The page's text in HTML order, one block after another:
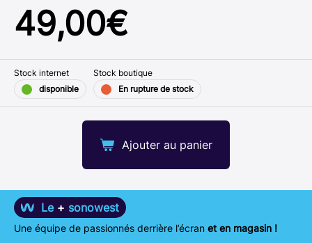
49,00€
Ajouter au panier
Stock internet
disponible
Stock boutique
En rupture de stock
Le + sonowest
Une équipe de passionnés derrière l’écran et en magasin !